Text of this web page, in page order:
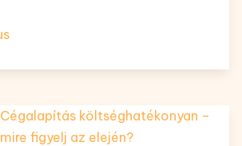
Cégalapítás költséghatékonyan –
mire figyelj az elején?